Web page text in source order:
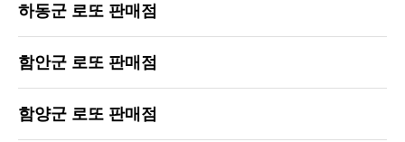
하동군 로또 판매점
함안군 로또 판매점
함양군 로또 판매점